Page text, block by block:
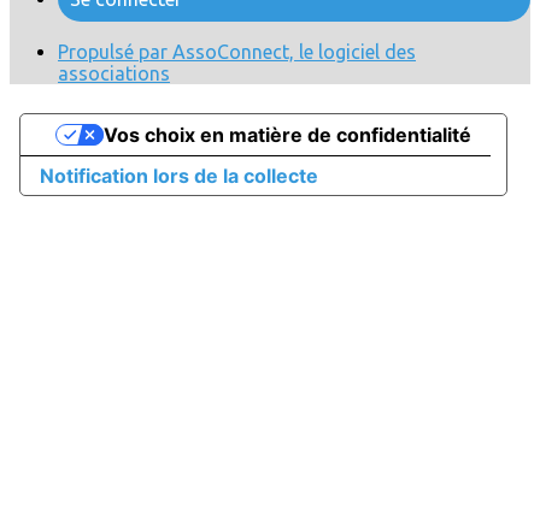
Propulsé par AssoConnect, le logiciel des
associations
Notification lors de la collecte
Vos choix en matière de confidentialité